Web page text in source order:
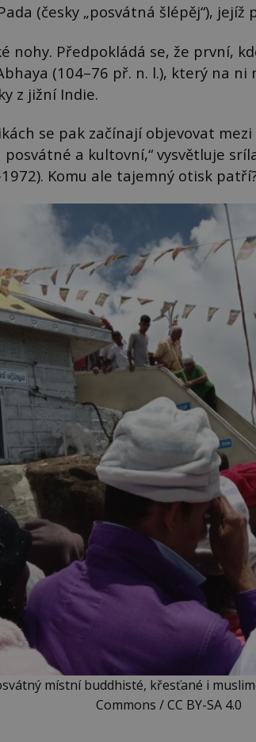
(česky „posvátná šlépěj“), jejíž
nohy. Předpokládá se, že první,
(104–76 př. n. l.), který na ni
z jižní Indie.
se pak začínají objevovat
posvátné a kultovní,“ vysvětluje
Komu ale tajemný otisk
místní buddhisté, křesťané i
Commons / CC BY-SA 4.0